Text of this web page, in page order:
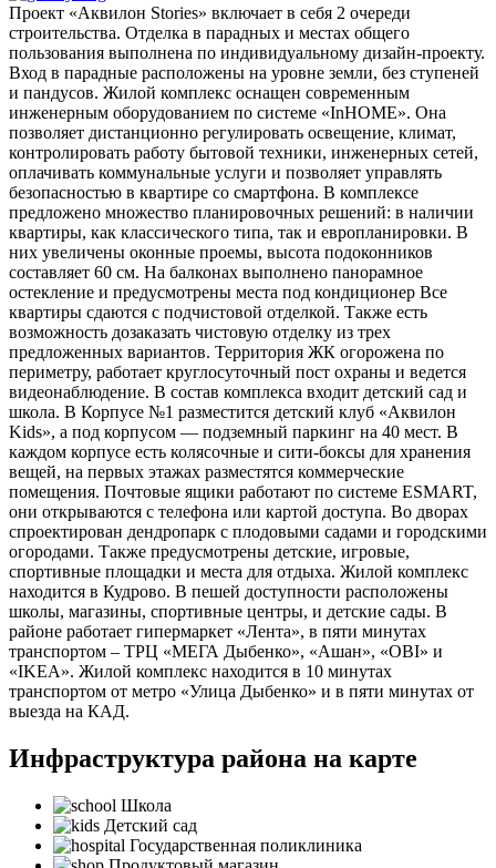
Проект «Аквилон Stories» включает в себя 2 очереди
строительства. Отделка в парадных и местах общего
пользования выполнена по индивидуальному дизайн-проекту.
Вход в парадные расположены на уровне земли, без ступеней
и пандусов. Жилой комплекс оснащен современным
инженерным оборудованием по системе «InHOME». Она
позволяет дистанционно регулировать освещение, климат,
контролировать работу бытовой техники, инженерных сетей,
оплачивать коммунальные услуги и позволяет управлять
безопасностью в квартире со смартфона. В комплексе
предложено множество планировочных решений: в наличии
квартиры, как классического типа, так и европланировки. В
них увеличены оконные проемы, высота подоконников
составляет 60 см. На балконах выполнено панорамное
остекление и предусмотрены места под кондиционер Все
квартиры сдаются с подчистовой отделкой. Также есть
возможность дозаказать чистовую отделку из трех
предложенных вариантов. Территория ЖК огорожена по
периметру, работает круглосуточный пост охраны и ведется
видеонаблюдение. В состав комплекса входит детский сад и
школа. В Корпусе №1 разместится детский клуб «Аквилон
Kids», а под корпусом — подземный паркинг на 40 мест. В
каждом корпусе есть колясочные и сити-боксы для хранения
вещей, на первых этажах разместятся коммерческие
помещения. Почтовые ящики работают по системе ESMART,
они открываются с телефона или картой доступа. Во дворах
спроектирован дендропарк с плодовыми садами и городскими
огородами. Также предусмотрены детские, игровые,
спортивные площадки и места для отдыха. Жилой комплекс
находится в Кудрово. В пешей доступности расположены
школы, магазины, спортивные центры, и детские сады. В
районе работает гипермаркет «Лента», в пяти минутах
транспортом – ТРЦ «МЕГА Дыбенко», «Ашан», «OBI» и
«IKEA». Жилой комплекс находится в 10 минутах
транспортом от метро «Улица Дыбенко» и в пяти минутах от
выезда на КАД.
Инфраструктура района на карте
Школа
Детский сад
Государственная поликлиника